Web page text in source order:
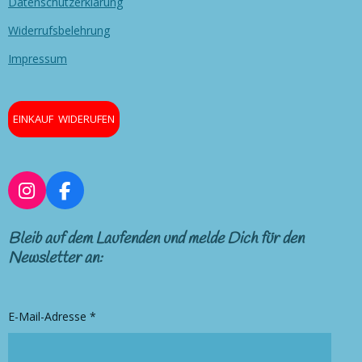
Widerrufsbelehrung
Impressum
EINKAUF WIDERUFEN
I
n
s
t
a
a
F
a
c
e
b
k
Bleib auf dem Laufenden und melde Dich für den
Newsletter an:
E-Mail-Adresse *